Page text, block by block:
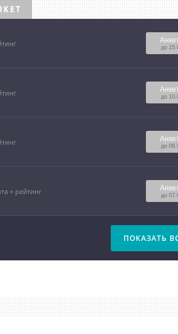
до
до
до
+ рейтинг до
ПОКАЗАТЬ